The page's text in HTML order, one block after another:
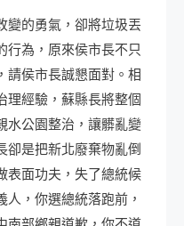
變的勇氣，卻將垃圾丟
行為，原來侯市長不只
請侯市長誠懇面對。相
理經驗，蘇縣長將整個
水公園整治，讓髒亂變
卻是把新北廢棄物亂倒
表面功夫，失了總統候
，你選總統落跑前，